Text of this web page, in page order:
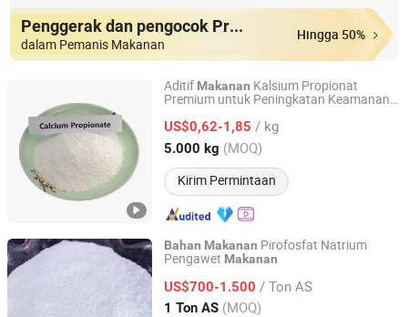
Penggerak dan pengocok Produk
dalam Pemanis Makanan
Hingga 50%
Aditif Makanan Kalsium Propionat
Premium untuk Peningkatan Keamanan
US$0,62-1,85 / kg
5.000 kg (MOQ)
Kirim Permintaan
Beijing Mugu Technology Co., Ltd
Beijing, China Harga mulai 2026
Bahan Makanan Pirofosfat Natrium
Pengawet Makanan
US$700-1.500 / Ton AS
1 Ton AS (MOQ)
POLIFAR GROUP LIMITED
Jiangsu, China Harga mulai 2013